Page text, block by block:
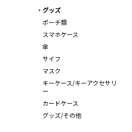
グッズ
ポーチ類
スマホケース
傘
サイフ
マスク
キーケース/キーアクセサリ
ー
カードケース
グッズ/その他